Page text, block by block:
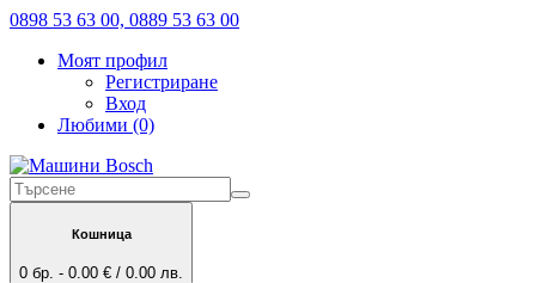
0898 53 63 00, 0889 53 63 00
Моят профил
Регистриране
Вход
Любими (0)
Кошница
0 бр. - 0.00 € / 0.00 лв.